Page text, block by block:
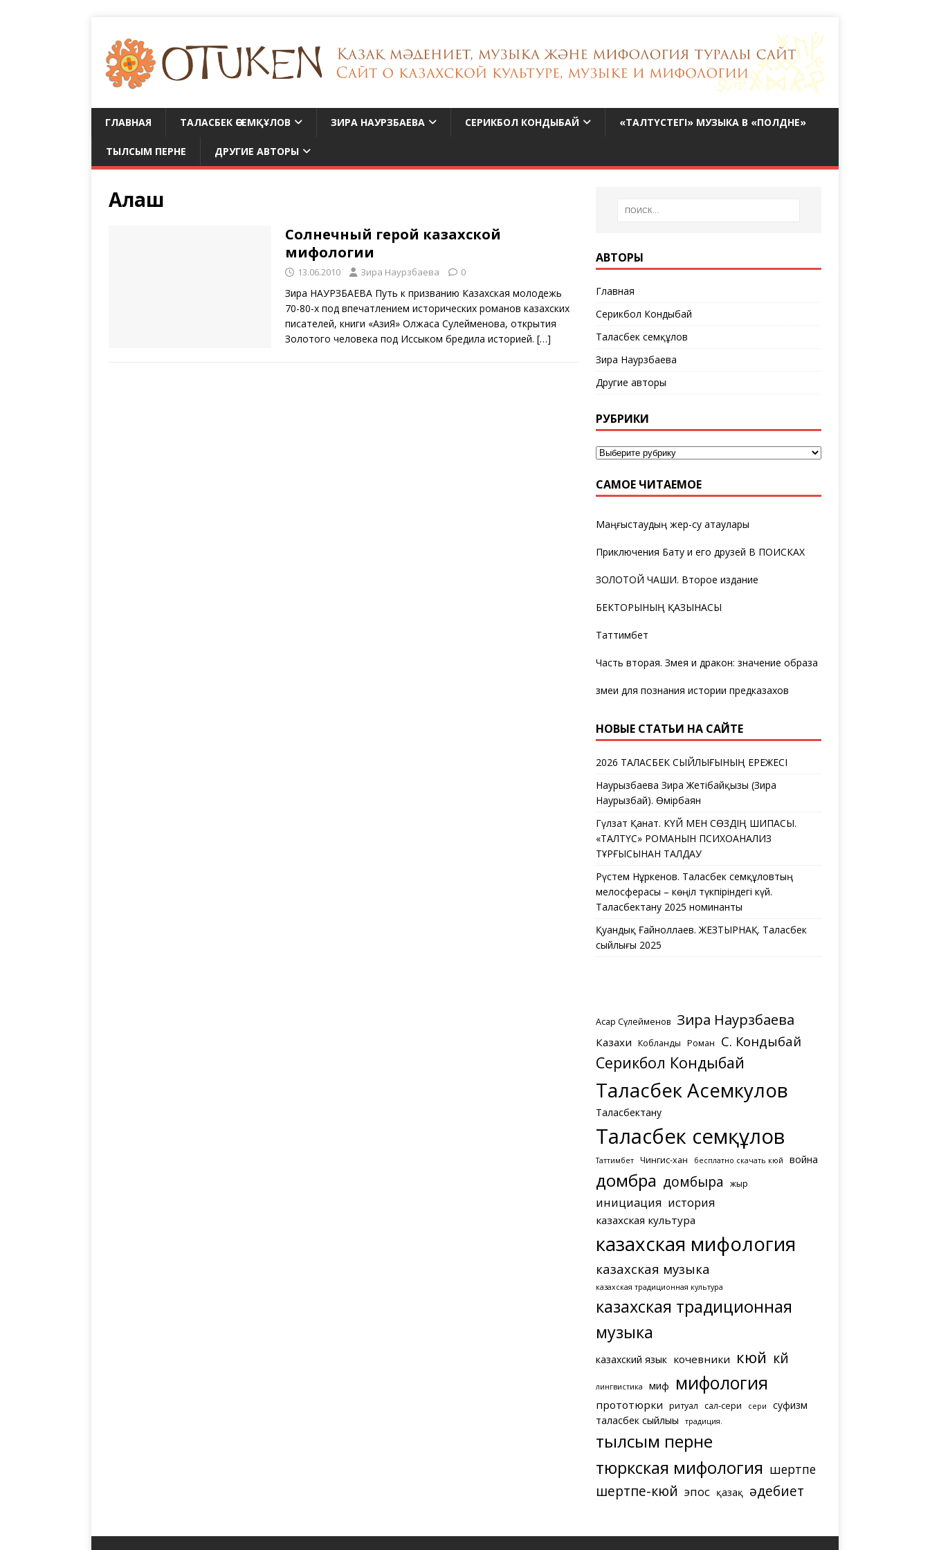
ГЛАВНАЯ ТАЛАСБЕК ӘСЕМҚҰЛОВ ЗИРА НАУРЗБАЕВА СЕРИКБОЛ КОНДЫБАЙ «ТАЛТҮСТЕГІ» МУЗЫКА В «ПОЛДНЕ»
ТЫЛСЫМ ПЕРНЕ ДРУГИЕ АВТОРЫ
Алаш
Солнечный герой казахской
мифологии
13.06.2010 Зира Наурзбаева 0
Зира НАУРЗБАЕВА Путь к призванию Казахская молодежь
70-80-х под впечатлением исторических романов казахских
писателей, книги «АзиЯ» Олжаса Сулейменова, открытия
Золотого человека под Иссыком бредила историей. […]
АВТОРЫ
Главная
Серикбол Кондыбай
Таласбек Әсемқұлов
Зира Наурзбаева
Другие авторы
РУБРИКИ
САМОЕ ЧИТАЕМОЕ
Маңғыстаудың жер-су атаулары
Приключения Бату и его друзей В ПОИСКАХ
ЗОЛОТОЙ ЧАШИ. Второе издание
БЕКТОРЫНЫҢ ҚАЗЫНАСЫ
Таттимбет
Часть вторая. Змея и дракон: значение образа
змеи для познания истории предказахов
НОВЫЕ СТАТЬИ НА САЙТЕ
2026 ТАЛАСБЕК СЫЙЛЫҒЫНЫҢ ЕРЕЖЕСІ
Наурызбаева Зира Жетібайқызы (Зира
Наурызбай). Өмірбаян
Гүлзат Қанат. КҮЙ МЕН СӨЗДІҢ ШИПАСЫ.
«ТАЛТҮС» РОМАНЫН ПСИХОАНАЛИЗ
ТҰРҒЫСЫНАН ТАЛДАУ
Рүстем Нұркенов. Таласбек Әсемқұловтың
мелосферасы – көңіл түкпіріндегі күй.
Таласбектану 2025 номинанты
Қуандық Ғайноллаев. ЖЕЗТЫРНАҚ. Таласбек
сыйлығы 2025
Асқар Сүлейменов Зира Наурзбаева
Казахи Кобланды Роман С. Кондыбай
Серикбол Кондыбай
Таласбек Асемкулов
Таласбектану
Таласбек Әсемқұлов
Таттимбет Чингис-хан бесплатно скачать кюй война
домбра домбыра жыр
инициация история
казахская культура
казахская мифология
казахская музыка
казахская традиционная культура
казахская традиционная
музыка
казахский язык кочевники кюй күй
лингвистика миф мифология
прототюрки ритуал сал-сери сери
суфизм
таласбек сыйлығы
традиция.
тылсым перне
тюркская мифология шертпе
шертпе-кюй эпос қазақ әдебиет